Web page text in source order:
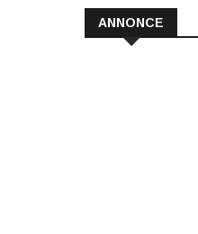
ANNONCE